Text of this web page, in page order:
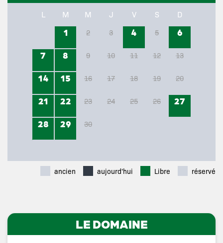
L M M J V S D
1 2 3 4 5
6
7
8 9 10 11 12 13
14 15 16 17 18 19 20
21 22 23 24 25 26
27
28
29 30
ancien aujourd'hui Libre réservé
LE DOMAINE